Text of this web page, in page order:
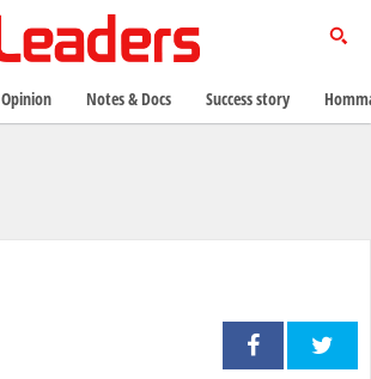
Opinion Notes & Docs Success story